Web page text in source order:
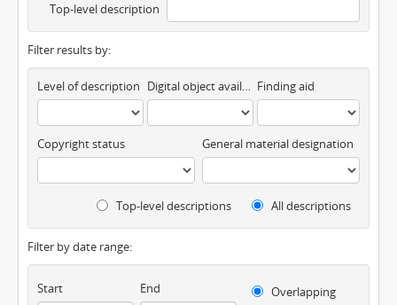
Top-level description
Filter results by:
Level of description Digital object available Finding aid
Copyright status General material designation
Top-level descriptions All descriptions
Filter by date range:
Start End
Overlapping